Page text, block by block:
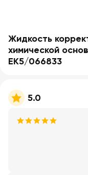
Жидкость
химической
EK5/066833
5.0